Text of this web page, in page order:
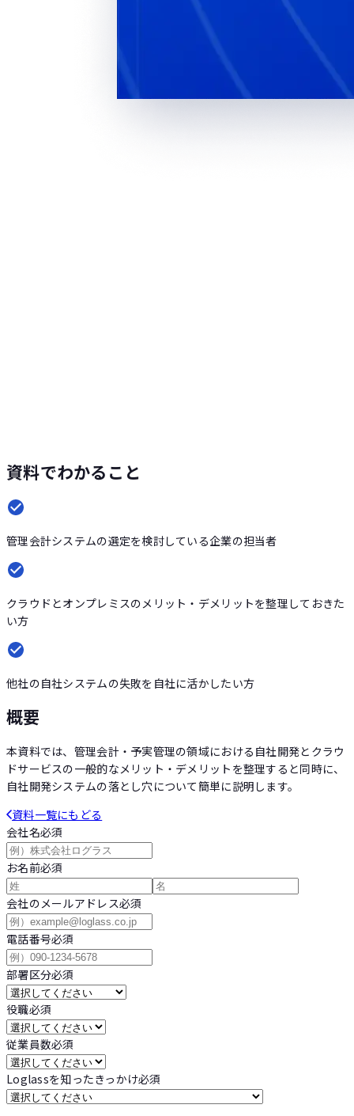
資料でわかること
管理会計システムの選定を検討している企業の担当者
クラウドとオンプレミスのメリット・デメリットを整理しておきた
い方
他社の自社システムの失敗を自社に活かしたい方
概要
本資料では、管理会計・予実管理の領域における自社開発とクラウ
ドサービスの一般的なメリット・デメリットを整理すると同時に、
自社開発システムの落とし穴について簡単に説明します。
資料一覧にもどる
会社名必須
お名前必須
会社のメールアドレス必須
電話番号必須
部署区分必須
役職必須
従業員数必須
Loglassを知ったきっかけ必須